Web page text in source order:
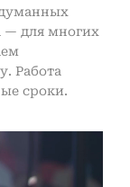
— для многих
Работа
сроки.